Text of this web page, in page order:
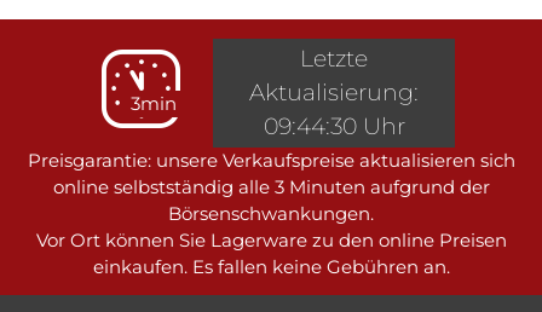
3min
Preisgarantie: unsere Verkaufspreise aktualisieren sich
online selbstständig alle 3 Minuten aufgrund der
Börsenschwankungen.
Vor Ort können Sie Lagerware zu den online Preisen
einkaufen. Es fallen keine Gebühren an.
Letzte
Aktualisierung:
09:44:30 Uhr